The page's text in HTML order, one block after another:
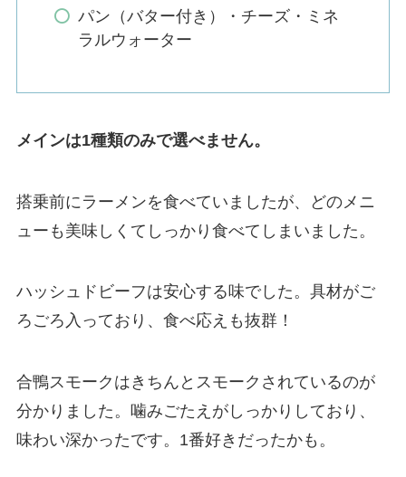
パン（バター付き）・チーズ・ミネ
ラルウォーター
メインは1種類のみで選べません。
搭乗前にラーメンを食べていましたが、どのメニ
ューも美味しくてしっかり食べてしまいました。
ハッシュドビーフは安心する味でした。具材がご
ろごろ入っており、食べ応えも抜群！
合鴨スモークはきちんとスモークされているのが
分かりました。噛みごたえがしっかりしており、
味わい深かったです。1番好きだったかも。